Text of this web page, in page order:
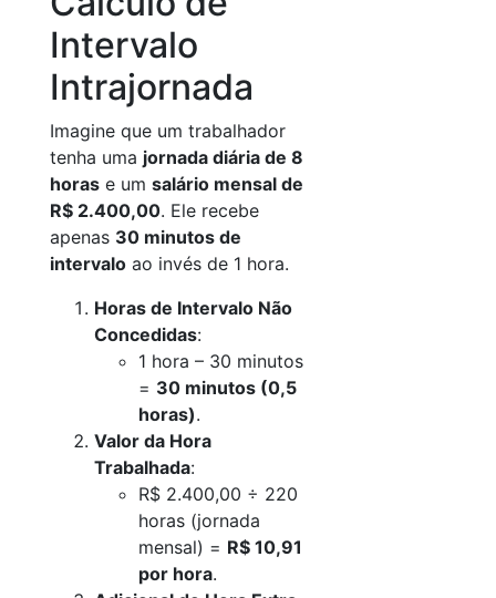
Intervalo
Intrajornada
Imagine que um trabalhador
tenha uma jornada diária de 8
horas e um salário mensal de
R$ 2.400,00. Ele recebe
apenas 30 minutos de
intervalo ao invés de 1 hora.
Horas de Intervalo Não
Concedidas:
1 hora – 30 minutos
= 30 minutos (0,5
horas).
Valor da Hora
Trabalhada:
R$ 2.400,00 ÷ 220
horas (jornada
mensal) = R$ 10,91
por hora.